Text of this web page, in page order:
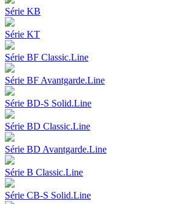
Série KB
Série KT
Série BF Classic.Line
Série BF Avantgarde.Line
Série BD-S Solid.Line
Série BD Classic.Line
Série BD Avantgarde.Line
Série B Classic.Line
Série CB-S Solid.Line